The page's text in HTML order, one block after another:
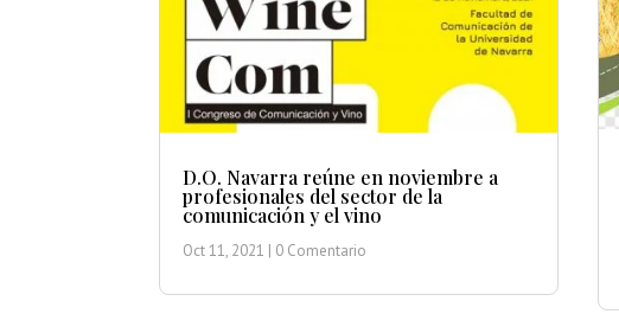
D.O. Navarra reúne en noviembre a
profesionales del sector de la
comunicación y el vino
Oct 11, 2021 | 0 Comentario